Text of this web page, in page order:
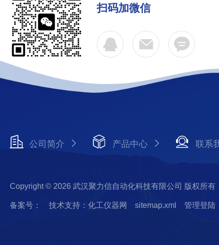
扫码加微信
公司简介 产品中心 联系
Copyright © 2026 武汉聚力信自动化科技有限公司 版权所有
备案号： 技术支持：化工仪器网 sitemap.xml 管理登陆